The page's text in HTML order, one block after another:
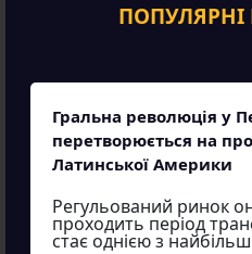
ПОПУЛЯРНІ
Гральна революція у
перетворюється на
Латинської Америки
Регульований ринок
проходить період
стає однією з